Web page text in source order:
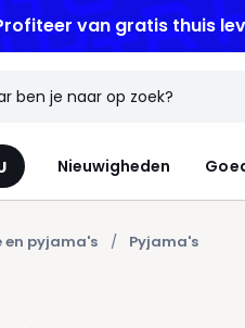
van gratis thuis
Nieuwigheden
en pyjama's Pyjama's